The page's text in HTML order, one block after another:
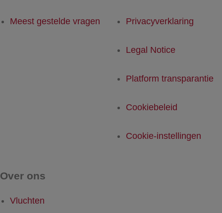
Meest gestelde vragen Privacyverklaring
Legal Notice
Platform transparantie
Cookiebeleid
Cookie-instellingen
Over ons
Vluchten